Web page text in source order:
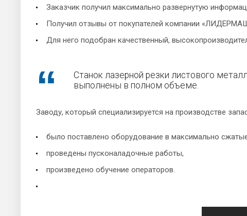
Заказчик получил максимально развернутую
Получил отзывы от покупателей компании
Для него подобран качественный,
Станок лазерной резки листового
выполнены в полном объеме.
Заводу, который специализируется на производстве
было поставлено оборудование в максимально
проведены пусконаладочные работы,
произведено обучение операторов.